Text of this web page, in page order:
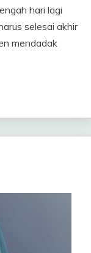
hari lagi
selesai akhir
mendadak